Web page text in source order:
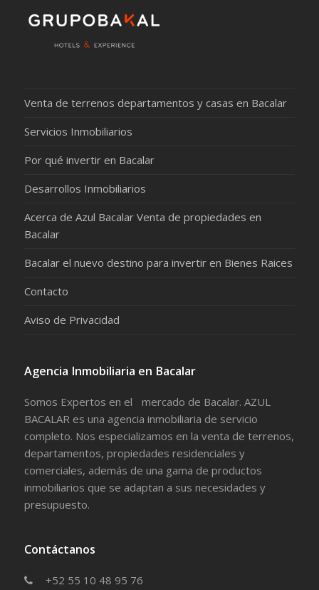
Venta de terrenos departamentos y casas en Bacalar
Servicios Inmobiliarios
Por qué invertir en Bacalar
Desarrollos Inmobiliarios
Acerca de Azul Bacalar Venta de propiedades en
Bacalar
Bacalar el nuevo destino para invertir en Bienes Raices
Contacto
Aviso de Privacidad
Agencia Inmobiliaria en Bacalar
Somos Expertos en el mercado de Bacalar. AZUL
BACALAR es una agencia inmobiliaria de servicio
completo. Nos especializamos en la venta de terrenos,
departamentos, propiedades residenciales y
comerciales, además de una gama de productos
inmobiliarios que se adaptan a sus necesidades y
presupuesto.
Contáctanos
+52 55 10 48 95 76